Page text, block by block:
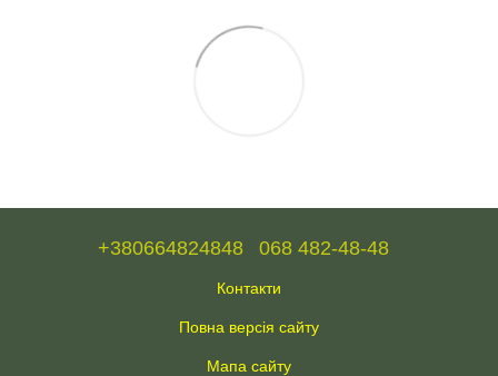
+380664824848 068 482-48-48
Контакти
Повна версія сайту
Мапа сайту